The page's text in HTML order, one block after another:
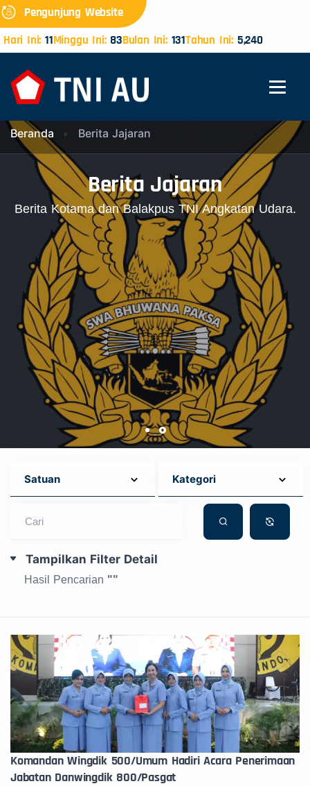
Pengunjung Website
Hari Ini: 11Minggu Ini:83Bulan Ini:131Tahun Ini: 5,240
Beranda Berita Jajaran
Berita Jajaran
Berita Kotama dan Balakpus TNI Angkatan Udara.
Cari
Tampilkan Filter Detail
Hasil Pencarian ""
Komandan Wingdik 500/Umum Hadiri Acara Penerimaan
Jabatan Danwingdik 800/Pasgat